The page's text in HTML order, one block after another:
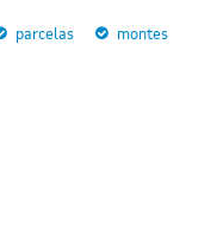
parcelas montes